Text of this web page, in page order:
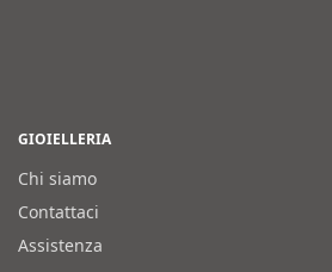
GIOIELLERIA
Chi siamo
Contattaci
Assistenza